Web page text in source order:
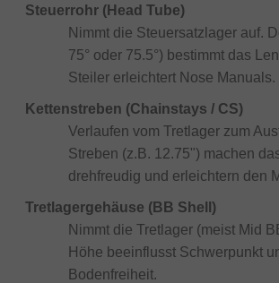
Steuerrohr (Head Tube)
Nimmt die Steuersatzlager auf.
75° oder 75.5°) bestimmt das
Steiler erleichtert Nose Manuals.
Kettenstreben (Chainstays / CS)
Verlaufen vom Tretlager zum
Streben (z.B. 12.75") machen
drehfreudig und erleichtern den
Tretlagergehäuse (BB Shell)
Nimmt die Tretlager (meist Mid
Höhe beeinflusst Schwerpunkt
Bodenfreiheit.